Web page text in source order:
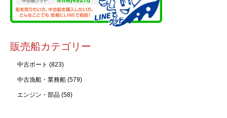
販売船カテゴリー
中古ボート (823)
中古漁船・業務船 (579)
エンジン・部品 (58)